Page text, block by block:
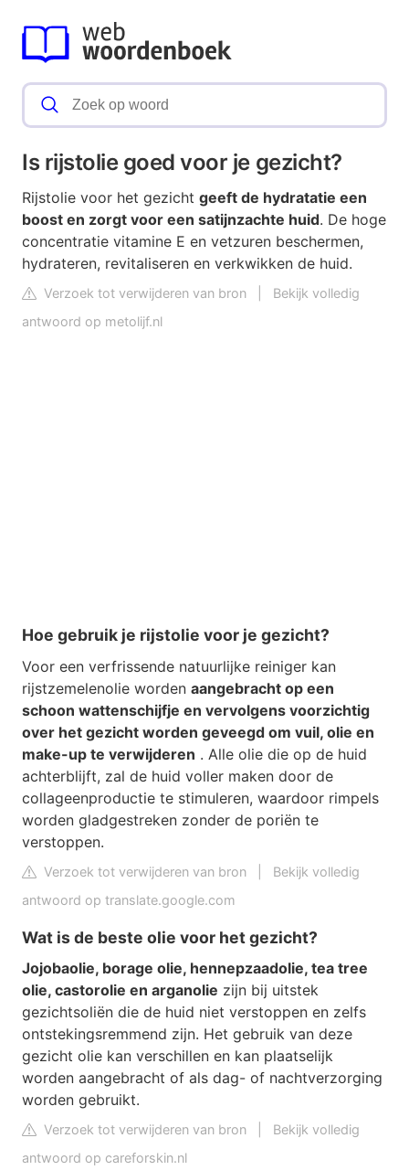
Is rijstolie goed voor je gezicht?
Rijstolie voor het gezicht geeft de hydratatie een
boost en zorgt voor een satijnzachte huid. De hoge
concentratie vitamine E en vetzuren beschermen,
hydrateren, revitaliseren en verkwikken de huid.
Verzoek tot verwijderen van bron
Bekijk volledig
antwoord op metolijf.nl
Hoe gebruik je rijstolie voor je gezicht?
Voor een verfrissende natuurlijke reiniger kan
rijstzemelenolie worden aangebracht op een
schoon wattenschijfje en vervolgens voorzichtig
over het gezicht worden geveegd om vuil, olie en
make-up te verwijderen . Alle olie die op de huid
achterblijft, zal de huid voller maken door de
collageenproductie te stimuleren, waardoor rimpels
worden gladgestreken zonder de poriën te
verstoppen.
Verzoek tot verwijderen van bron
Bekijk volledig
antwoord op translate.google.com
Wat is de beste olie voor het gezicht?
Jojobaolie, borage olie, hennepzaadolie, tea tree
olie, castorolie en arganolie zijn bij uitstek
gezichtsoliën die de huid niet verstoppen en zelfs
ontstekingsremmend zijn. Het gebruik van deze
gezicht olie kan verschillen en kan plaatselijk
worden aangebracht of als dag- of nachtverzorging
worden gebruikt.
Verzoek tot verwijderen van bron
Bekijk volledig
antwoord op careforskin.nl